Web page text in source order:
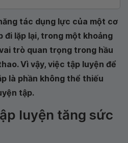
tác dụng lực của một cơ
đi lặp lại, trong một khoảng
trò quan trọng trong hầu
Vì vậy, việc tập luyện để
là phần không thể thiếu
tập.
luyện tăng sức